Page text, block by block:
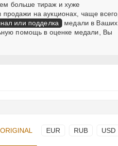
больше тираж и хуже
на аукционах, чаще всего,
или подделка медали в Ваших
помощь в оценке медали, Вы
ORIGINAL EUR RUB USD